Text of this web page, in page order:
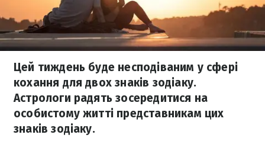
Цей тиждень буде несподіваним у сфері
кохання для двох знаків зодіаку.
Астрологи радять зосередитися на
особистому житті представникам цих
знаків зодіаку.